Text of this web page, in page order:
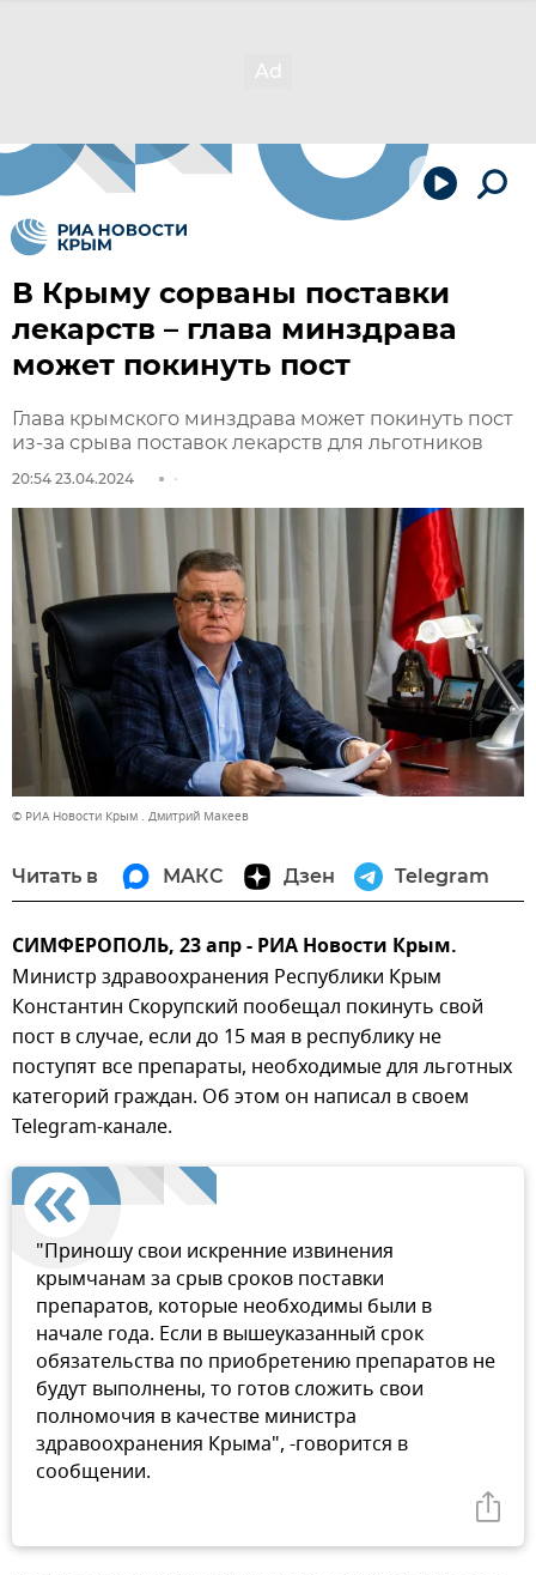
В Крыму сорваны поставки
лекарств – глава минздрава
может покинуть пост
Глава крымского минздрава может покинуть пост
из-за срыва поставок лекарств для льготников
20:54 23.04.2024
© РИА Новости Крым . Дмитрий Макеев
Читать в МАКС Дзен Telegram
СИМФЕРОПОЛЬ, 23 апр - РИА Новости Крым.
Министр здравоохранения Республики Крым
Константин Скорупский пообещал покинуть свой
пост в случае, если до 15 мая в республику не
поступят все препараты, необходимые для льготных
категорий граждан. Об этом он написал в своем
Telegram-канале.
"Приношу свои искренние извинения
крымчанам за срыв сроков поставки
препаратов, которые необходимы были в
начале года. Если в вышеуказанный срок
обязательства по приобретению препаратов не
будут выполнены, то готов сложить свои
полномочия в качестве министра
здравоохранения Крыма", -говорится в
сообщении.